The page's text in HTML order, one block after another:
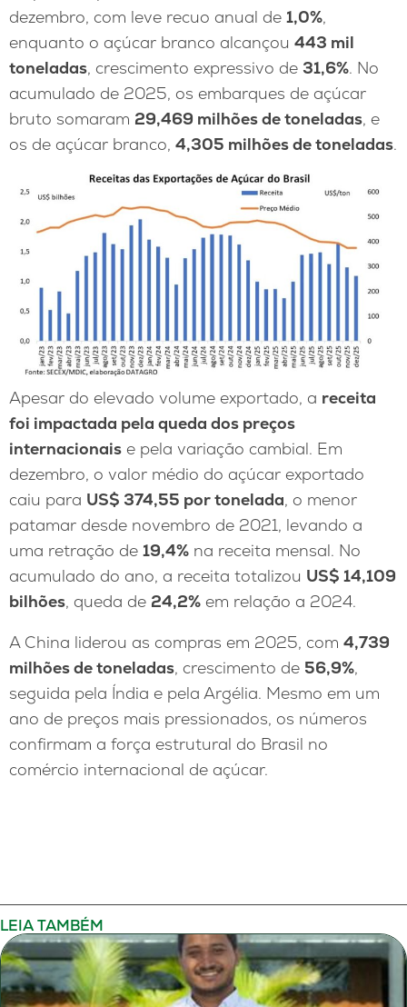
dezembro, com leve recuo anual de 1,0%,
enquanto o açúcar branco alcançou 443 mil
toneladas, crescimento expressivo de 31,6%. No
acumulado de 2025, os embarques de açúcar
bruto somaram 29,469 milhões de toneladas, e
os de açúcar branco, 4,305 milhões de toneladas.
Apesar do elevado volume exportado, a receita
foi impactada pela queda dos preços
internacionais e pela variação cambial. Em
dezembro, o valor médio do açúcar exportado
caiu para US$ 374,55 por tonelada, o menor
patamar desde novembro de 2021, levando a
uma retração de 19,4% na receita mensal. No
acumulado do ano, a receita totalizou US$ 14,109
bilhões, queda de 24,2% em relação a 2024.
A China liderou as compras em 2025, com 4,739
milhões de toneladas, crescimento de 56,9%,
seguida pela Índia e pela Argélia. Mesmo em um
ano de preços mais pressionados, os números
confirmam a força estrutural do Brasil no
comércio internacional de açúcar.
LEIA TAMBÉM